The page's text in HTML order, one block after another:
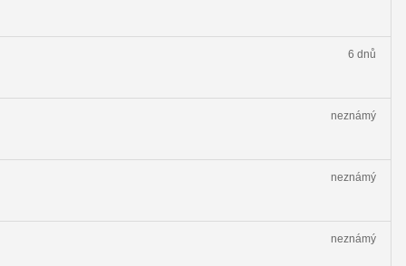
6 dnů
neznámý
neznámý
neznámý